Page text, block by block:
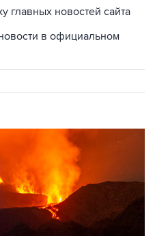
в официальном